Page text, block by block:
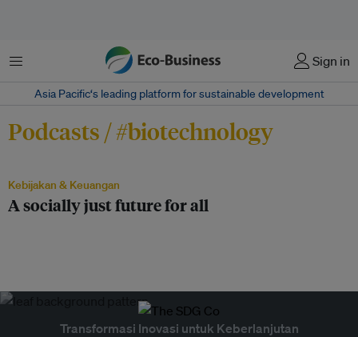
Menu Sign in
Asia Pacific‘s leading platform for sustainable development
Podcasts / #biotechnology
Kebijakan & Keuangan
A socially just future for all
Transformasi Inovasi untuk Keberlanjutan